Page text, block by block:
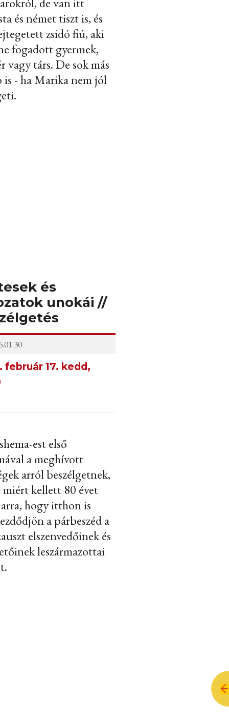
és német tiszt is, és
zsidó fiú, aki
fogadott gyermek,
vagy társ. De sok más
is - ha Marika nem jól
és
unokái //
február 17. kedd,
est első
a meghívott
arról beszélgetnek,
kellett 80 évet
hogy itthon is
a párbeszéd a
elszenvedőinek és
leszármazottai